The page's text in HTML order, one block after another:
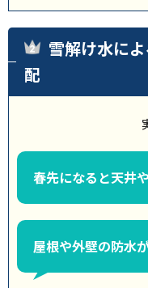
雪解け水に
配
春先になると天井
屋根や外壁の防水